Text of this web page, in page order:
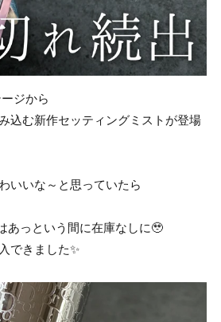
ジから
込む新作セッティングミストが登場
いいな～と思っていたら
あっという間に在庫なしに🥹
できました✨